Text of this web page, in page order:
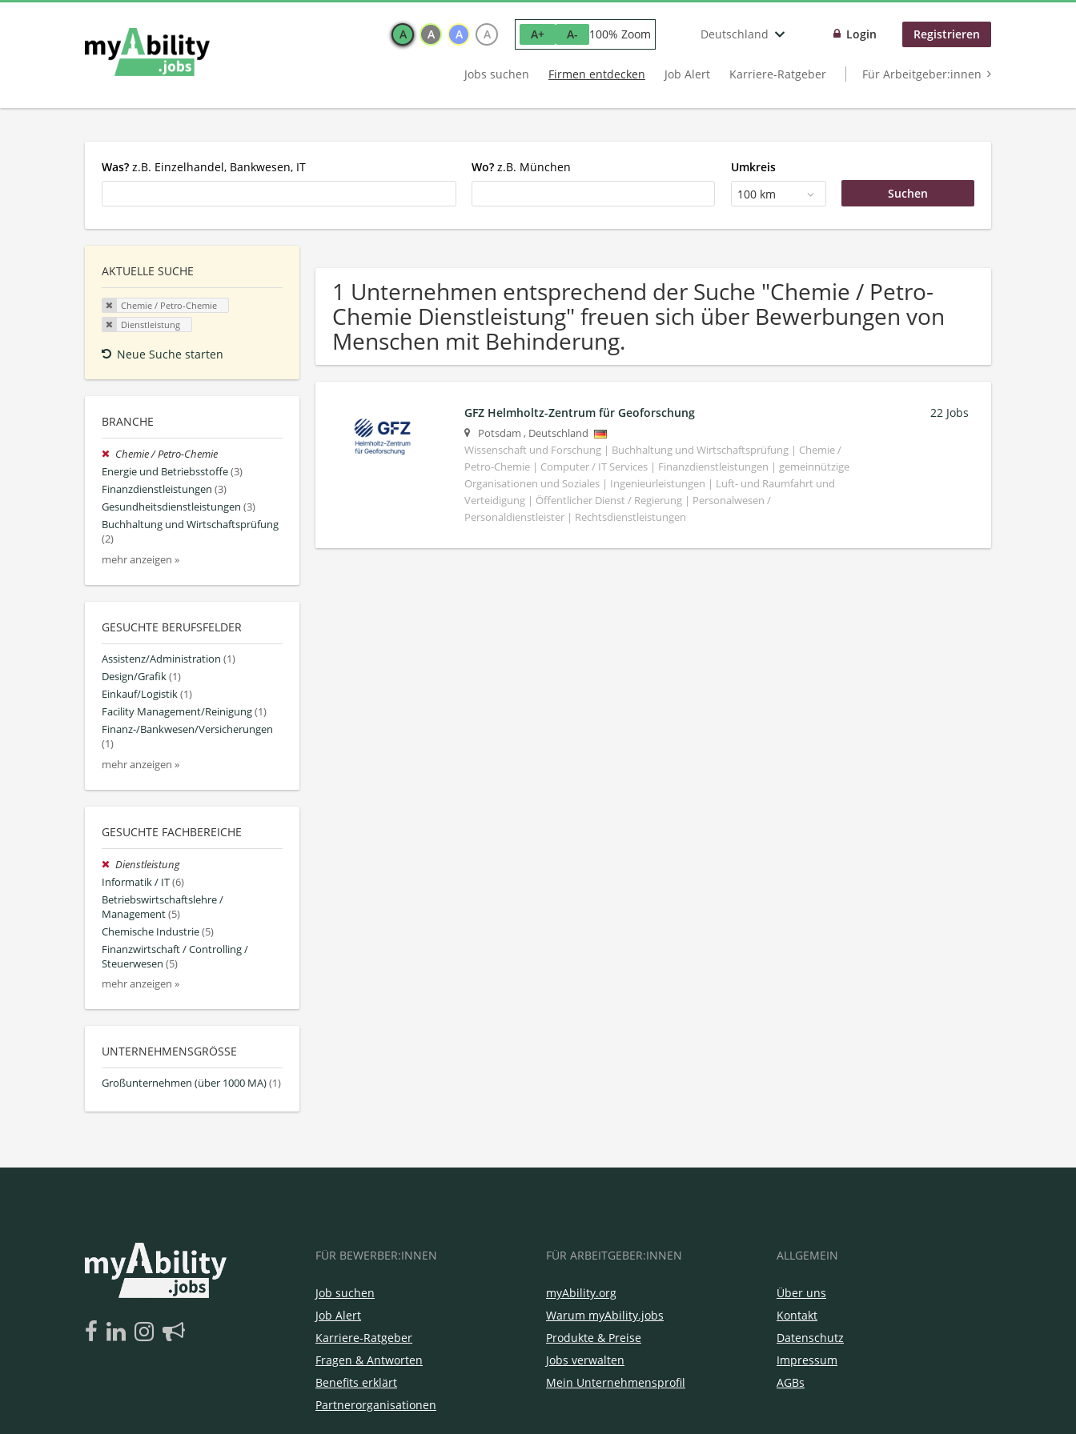
A A A A A+ A- 100% Zoom Deutschland Login Registrieren
Jobs suchen Firmen entdecken Job Alert Karriere-Ratgeber Für Arbeitgeber:innen
Was? z.B. Einzelhandel, Bankwesen, IT Wo? z.B. München
Umkreis
100 km
AKTUELLE SUCHE
Chemie / Petro-Chemie
Dienstleistung
Neue Suche starten
BRANCHE
Chemie / Petro-Chemie
Energie und Betriebsstoffe(3)
Finanzdienstleistungen (3)
Gesundheitsdienstleistungen (3)
Buchhaltung und Wirtschaftsprüfung
(2)
mehr anzeigen »
GESUCHTE BERUFSFELDER
Assistenz/Administration (1)
Design/Grafik(1)
Einkauf/Logistik(1)
Facility Management/Reinigung(1)
Finanz-/Bankwesen/Versicherungen
(1)
mehr anzeigen »
GESUCHTE FACHBEREICHE
Dienstleistung
Informatik / IT(6)
Betriebswirtschaftslehre /
Management(5)
Chemische Industrie(5)
Finanzwirtschaft / Controlling /
Steuerwesen (5)
mehr anzeigen »
UNTERNEHMENSGRÖSSE
Großunternehmen (über 1000 MA)(1)
1 Unternehmen entsprechend der Suche "Chemie / Petro-
Chemie Dienstleistung" freuen sich über Bewerbungen von
Menschen mit Behinderung.
GFZ Helmholtz-Zentrum für Geoforschung
Potsdam , Deutschland
Wissenschaft und Forschung | Buchhaltung und Wirtschaftsprüfung | Chemie /
Petro-Chemie | Computer / IT Services | Finanzdienstleistungen | gemeinnützige
Organisationen und Soziales | Ingenieurleistungen | Luft- und Raumfahrt und
Verteidigung | Öffentlicher Dienst / Regierung | Personalwesen /
Personaldienstleister | Rechtsdienstleistungen
22 Jobs
FÜR BEWERBER:INNEN
Job suchen
Job Alert
Karriere-Ratgeber
Fragen & Antworten
Benefits erklärt
Partnerorganisationen
FÜR ARBEITGEBER:INNEN
myAbility.org
Warum myAbility.jobs
Produkte & Preise
Jobs verwalten
Mein Unternehmensprofil
ALLGEMEIN
Über uns
Kontakt
Datenschutz
Impressum
AGBs